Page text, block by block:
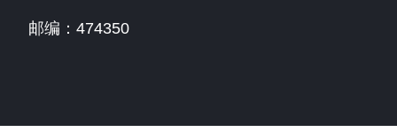
邮编：474350